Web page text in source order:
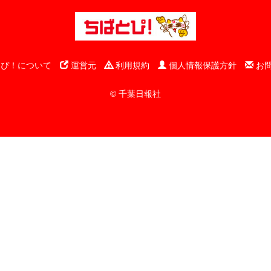
！について 運営元 利用規約 個人情報保護方針 お
© 千葉日報社